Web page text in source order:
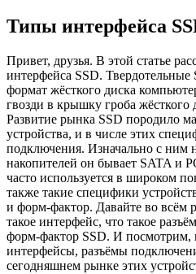
Типы интерфейса
Привет, друзья. В этой статье
интерфейса SSD.
формат жёсткого диска
гвозди в крышку гроба жёсткого
Развитие рынка SSD породило
устройства, и в числе этих
подключения. Изначально с ним
накопителей он бывает SATA и
часто используется в широком
также такие специфики
и форм-фактор. Давайте во всём
такое интерфейс, что такое
форм-фактор SSD. И посмотрим,
интерфейсы, разъёмы
сегодняшнем рынке этих